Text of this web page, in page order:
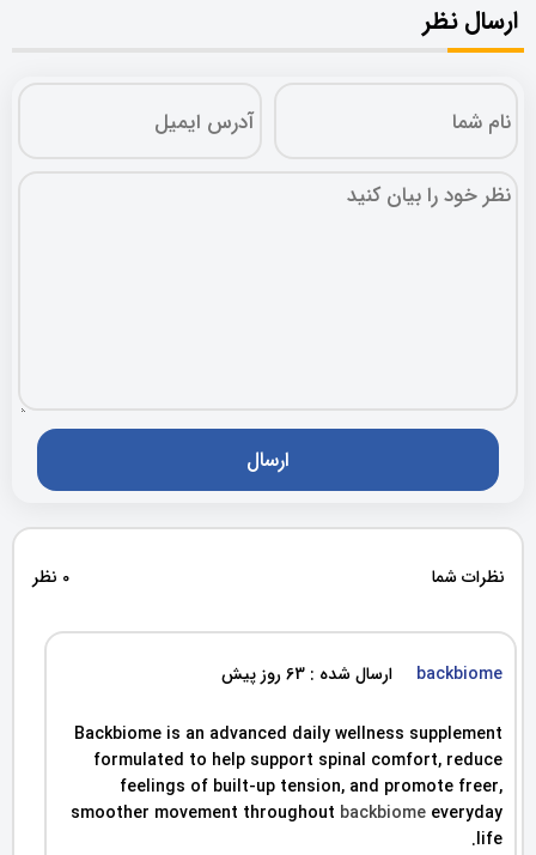
ارسال نظر
نظرات شما 0 نظر
backbiome ارسال شده : 63 روز پیش
Backbiome is an advanced daily wellness supplement
formulated to help support spinal comfort, reduce
feelings of built-up tension, and promote freer,
smoother movement throughout backbiome everyday
life.